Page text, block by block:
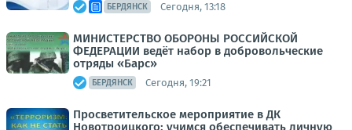
БЕРДЯНСК Сегодня, 13:18
МИНИСТЕРСТВО ОБОРОНЫ РОССИЙСКОЙ
ФЕДЕРАЦИИ ведёт набор в добровольческие
отряды «Барс»
БЕРДЯНСК Сегодня, 19:21
Просветительское мероприятие в ДК
Новотроицкого: учимся обеспечивать личную